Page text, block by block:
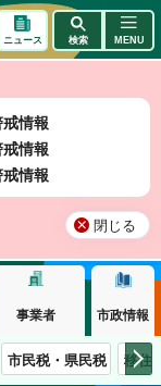
情報
情報
情報
閉じる
ニュース 検索 MENU
事業者 市政情報
市民税・県民税 移住